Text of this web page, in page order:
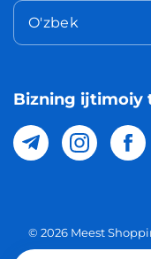
O'zbek
Bizning ijtimoiy
© 2026 Meest
O'zbekistonga